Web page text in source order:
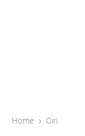
Home › Ciri